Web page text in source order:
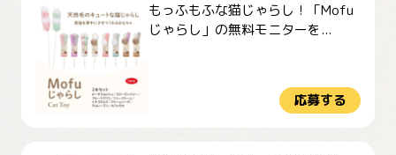
もっふもふな猫じゃらし！「Mofu
じゃらし」の無料モニターを...
応募する